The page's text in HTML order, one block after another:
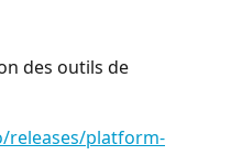
des outils de
releases/platform-